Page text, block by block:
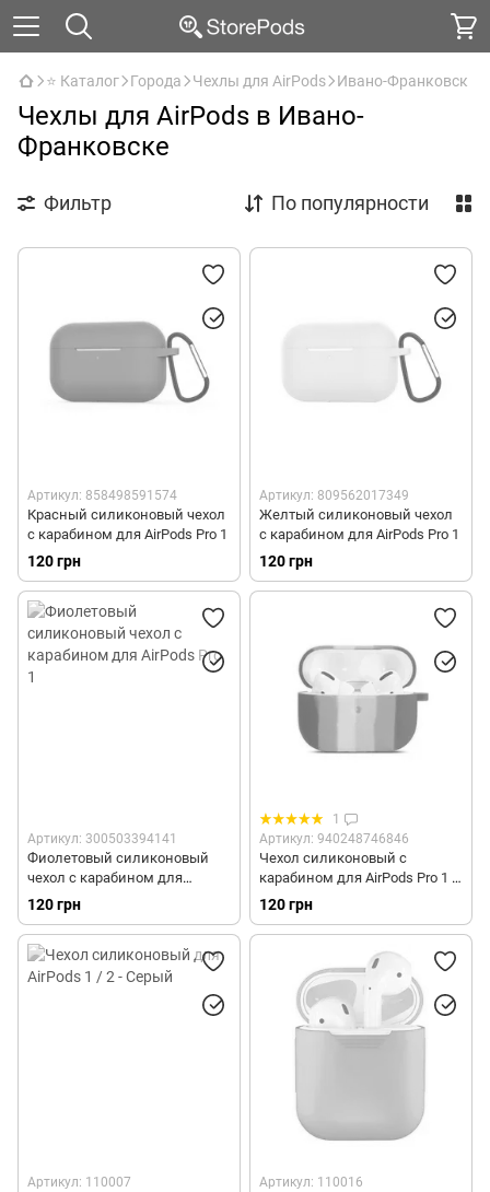
⭐ Каталог Города Чехлы для AirPods Ивано-Франковск
Чехлы для AirPods в Ивано-
Франковске
Фильтр По популярности
Артикул: 858498591574
Красный силиконовый чехол
с карабином для AirPods Pro 1
120 грн
Артикул: 809562017349
Желтый силиконовый чехол
с карабином для AirPods Pro 1
120 грн
Артикул: 300503394141
Фиолетовый силиконовый
чехол с карабином для
AirPods Pro 1
120 грн
1
Артикул: 940248746846
Чехол силиконовый с
карабином для AirPods Pro 1 -
Радужный
120 грн
Артикул: 110007 Артикул: 110016